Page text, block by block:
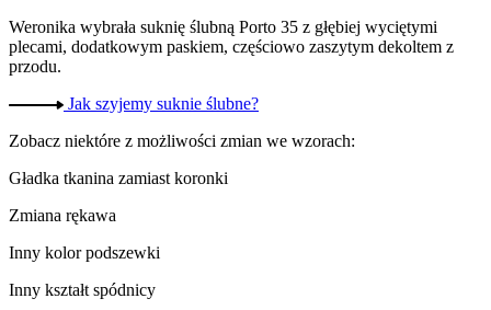
Weronika wybrała suknię ślubną Porto 35 z głębiej wyciętymi
plecami, dodatkowym paskiem, częściowo zaszytym dekoltem z
przodu.
Jak szyjemy suknie ślubne?
Zobacz niektóre z możliwości zmian we wzorach:
Gładka tkanina zamiast koronki
Zmiana rękawa​
Inny kolor podszewki​
Inny kształt spódnicy